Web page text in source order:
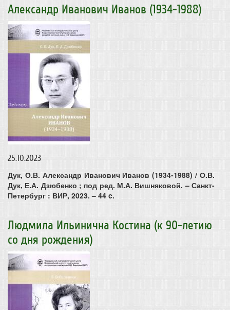
Александр Иванович Иванов (1934-1988)
25.10.2023
Дук, О.В. Александр Иванович Иванов (1934-1988) / О.В.
Дук, Е.А. Дзюбенко ; под ред. М.А. Вишняковой. – Санкт-
Петербург : ВИР, 2023. – 44 c.
Людмила Ильинична Костина (к 90-летию
со дня рождения)